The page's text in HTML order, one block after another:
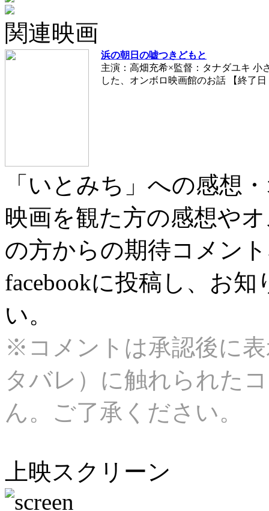
関連映画
浜の朝日の嘘つきどもと
主演：高畑充希×監督：タナダユキ 小
した、オンボロ映画館のお話 【終了日
「いとみち」への感想
映画を観た方の感想や
の方からの期待コメン
facebookに投稿し、お
い。
※コメントは承認後に
タバレ）に触れられた
ん。ご了承ください。
上映スクリーン